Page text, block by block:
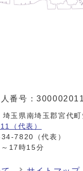
人番号：
玉県南埼玉郡宮代
（代表）
7820（代表）
17時15分